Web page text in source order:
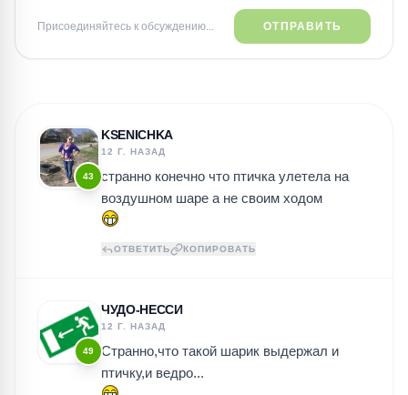
Присоединяйтесь к обсуждению... ОТПРАВИТЬ
43
KSENICHKA
12 Г. НАЗАД
странно конечно что птичка улетела на
воздушном шаре а не своим ходом
ОТВЕТИТЬ КОПИРОВАТЬ
49
ЧУДО-НЕССИ
12 Г. НАЗАД
Странно,что такой шарик выдержал и
птичку,и ведро...